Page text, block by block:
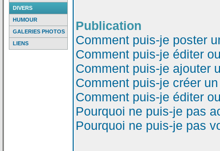
DIVERS
HUMOUR
GALERIES PHOTOS
LIENS
Publication
Comment puis-je poster
Comment puis-je éditer
Comment puis-je ajouter
Comment puis-je créer
Comment puis-je éditer
Pourquoi ne puis-je pas
Pourquoi ne puis-je pas